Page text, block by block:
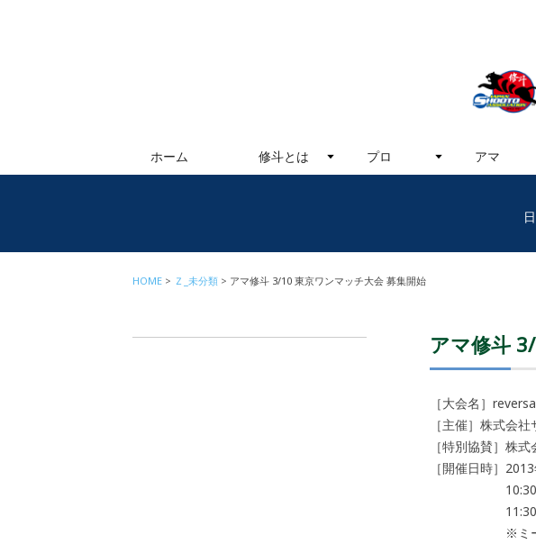
ホーム 修斗とは プロ アマ
HOME Ｚ_未分類 アマ修斗 3/10 東京ワンマッチ大会 募集開始
アマ修斗
［大会名］
［主催］株式会
［特別協賛］株
［開催日時］
10:30 選手
11:30 ルー
※ミーティ